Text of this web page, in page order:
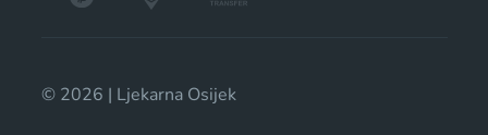
© 2026 | Ljekarna Osijek